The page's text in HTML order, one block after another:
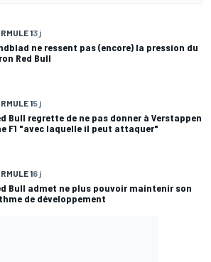
13 j
ne ressent pas (encore) la pression du
Red Bull
15 j
Bull regrette de ne pas donner à Verstappen
F1 "avec laquelle il peut attaquer"
16 j
Bull admet ne plus pouvoir maintenir son
de développement